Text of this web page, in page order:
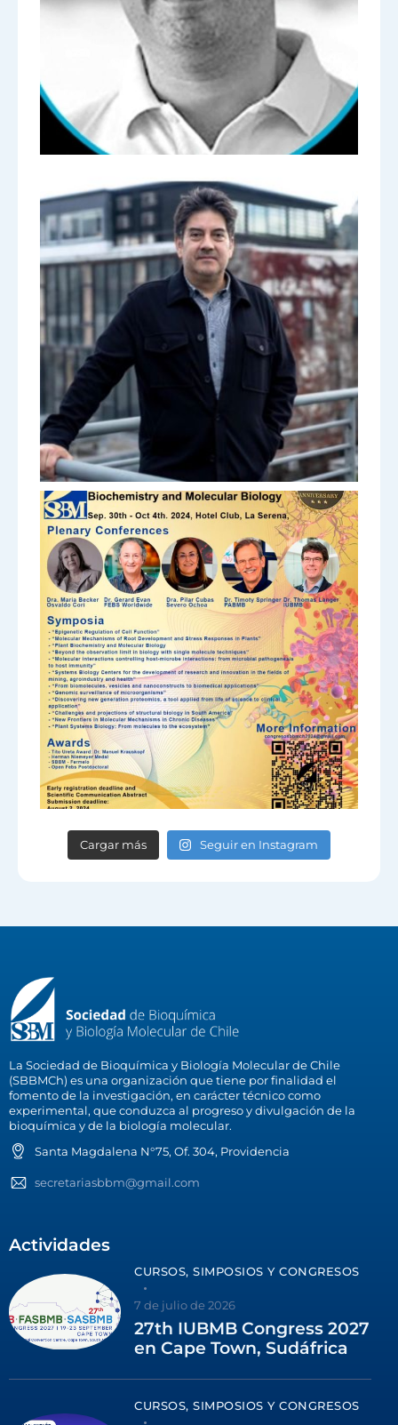
Cargar más Seguir en Instagram
La Sociedad de Bioquímica y Biología Molecular de Chile
(SBBMCh) es una organización que tiene por finalidad el
fomento de la investigación, en carácter técnico como
experimental, que conduzca al progreso y divulgación de la
bioquímica y de la biología molecular.
Santa Magdalena N°75, Of. 304, Providencia
secretariasbbm@gmail.com
Actividades
CURSOS, SIMPOSIOS Y CONGRESOS
7 de julio de 2026
27th IUBMB Congress 2027
en Cape Town, Sudáfrica
CURSOS, SIMPOSIOS Y CONGRESOS